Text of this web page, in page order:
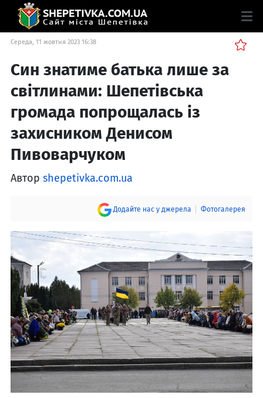
Середа, 11 жовтня 2023 16:38
Син знатиме батька лише за
світлинами: Шепетівська
громада попрощалась із
захисником Денисом
Пивоварчуком
Автор shepetivka.com.ua
Додайте нас у джерела Фотогалерея